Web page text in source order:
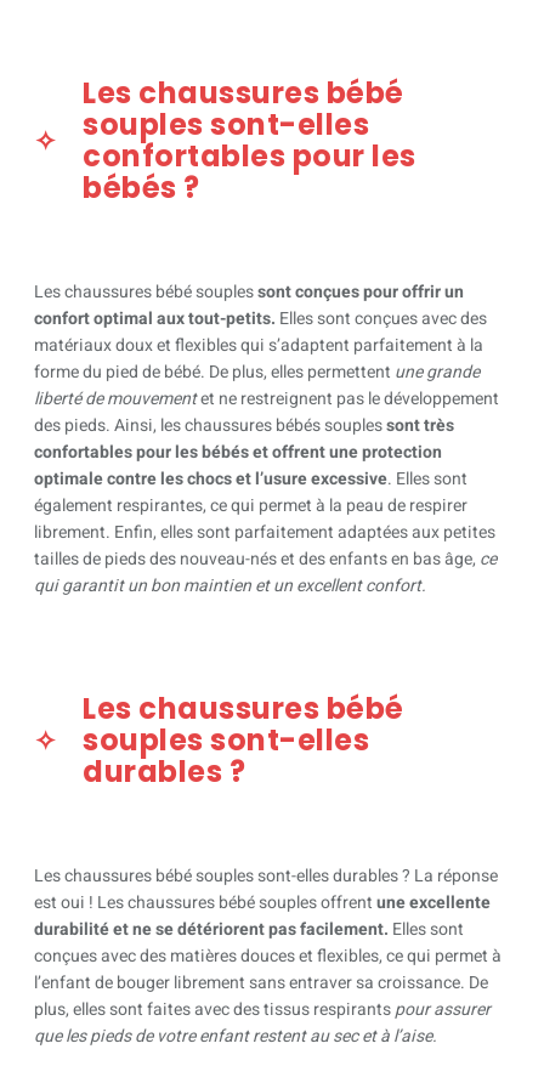
Les chaussures bébé
souples sont-elles
confortables pour les
bébés ?
Les chaussures bébé souplessont conçues pour offrir un
confort optimal aux tout-petits. Elles sont conçues avec des
matériaux doux et flexibles qui s’adaptent parfaitement à la
forme du pied de bébé. De plus, elles permettent une grande
liberté de mouvementet ne restreignent pas le développement
des pieds. Ainsi, les chaussures bébés souplessont très
confortables pour les bébés et offrent une protection
optimale contre les chocs et l’usure excessive. Elles sont
également respirantes, ce qui permet à la peau de respirer
librement. Enfin, elles sont parfaitement adaptées aux petites
tailles de pieds des nouveau-nés et des enfants en bas âge, ce
qui garantit un bon maintien et un excellent confort.
Les chaussures bébé
souples sont-elles
durables ?
Les chaussures bébé souples sont-elles durables ? La réponse
est oui ! Les chaussures bébé souples offrentune excellente
durabilité et ne se détériorent pas facilement. Elles sont
conçues avec des matières douces et flexibles, ce qui permet à
l’enfant de bouger librement sans entraver sa croissance. De
plus, elles sont faites avec des tissus respirantspour assurer
que les pieds de votre enfant restent au sec et à l’aise.